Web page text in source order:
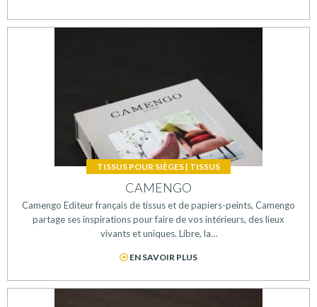
TISSUS POUR SIÈGES | TISSUS
CAMENGO
Camengo Editeur français de tissus et de papiers-peints, Camengo
partage ses inspirations pour faire de vos intérieurs, des lieux
vivants et uniques. Libre, la…
EN SAVOIR PLUS